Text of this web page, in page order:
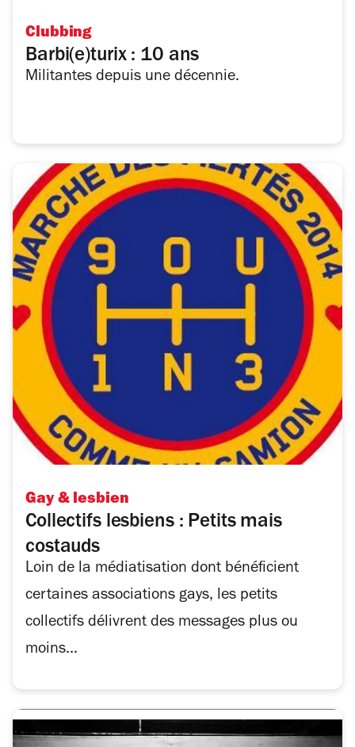
Clubbing
Barbi(e)turix : 10 ans
Militantes depuis une décennie.
Gay & lesbien
Collectifs lesbiens : Petits mais
costauds
Loin de la médiatisation dont bénéficient
certaines associations gays, les petits
collectifs délivrent des messages plus ou
moins...